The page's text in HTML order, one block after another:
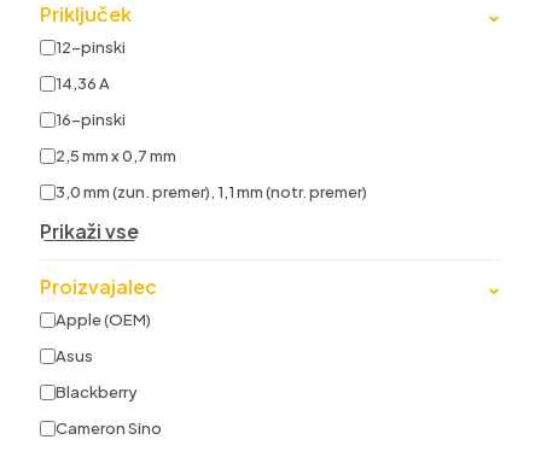
Priključek ⌄
12-pinski
14,36 A
16-pinski
2,5 mm x 0,7 mm
3,0 mm (zun. premer), 1,1 mm (notr. premer)
Prikaži vse
Proizvajalec ⌄
Apple (OEM)
Asus
Blackberry
Cameron Sino